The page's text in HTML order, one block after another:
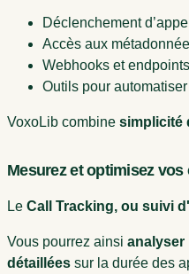
Déclenchement
Accès aux
Webhooks et
Outils pour
VoxoLib combine simplicité
Mesurez et optimisez
Le Call Tracking, ou suivi
Vous pourrez ainsi analyser
détaillées sur la durée des